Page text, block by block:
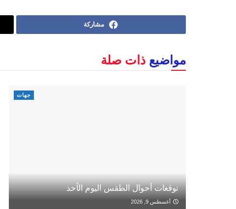
مشاركة
مواضيع ذات صلة
جهات
توقعات أحوال الطقس اليوم الأحد
أغسطس 9, 2026